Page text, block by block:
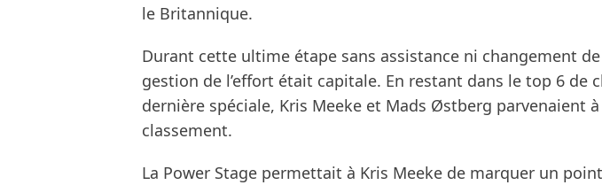
le Britannique.
Durant cette ultime étape sans assistance ni changement
gestion de l’effort était capitale. En restant dans le top 6 de
dernière spéciale, Kris Meeke et Mads Østberg parvenaient
classement.
La Power Stage permettait à Kris Meeke de marquer un